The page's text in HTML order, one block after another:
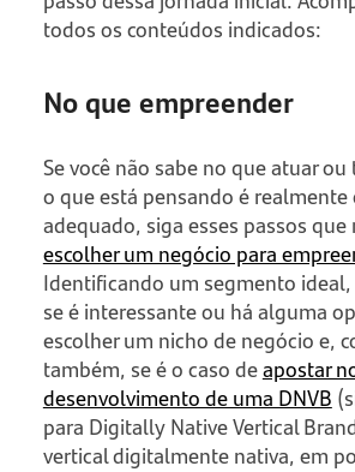
todos os conteúdos indicados:
No que empreender
Se você não sabe no que atuar
o que está pensando é realmente
adequado, siga esses passos
escolher um negócio para
Identificando um segmento ideal,
se é interessante ou há alguma
escolher um nicho de negócio e,
também, se é o caso deapostar
desenvolvimento de uma DNVB
para Digitally Native Vertical
vertical digitalmente nativa, em